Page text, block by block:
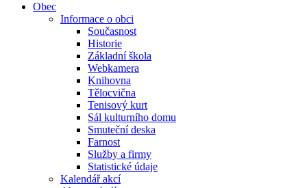
Obec
Informace o obci
Současnost
Historie
Základní škola
Webkamera
Knihovna
Tělocvična
Tenisový kurt
Sál kulturního domu
Smuteční deska
Farnost
Služby a firmy
Statistické údaje
Kalendář akcí